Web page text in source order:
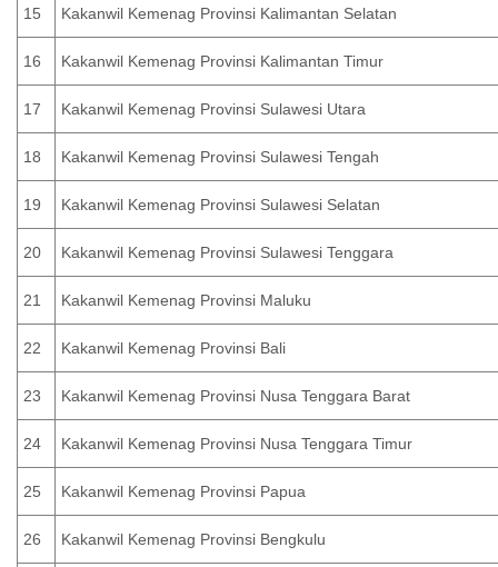
15 Kakanwil Kemenag Provinsi Kalimantan Selatan
16 Kakanwil Kemenag Provinsi Kalimantan Timur
17 Kakanwil Kemenag Provinsi Sulawesi Utara
18 Kakanwil Kemenag Provinsi Sulawesi Tengah
19 Kakanwil Kemenag Provinsi Sulawesi Selatan
20 Kakanwil Kemenag Provinsi Sulawesi Tenggara
21 Kakanwil Kemenag Provinsi Maluku
22 Kakanwil Kemenag Provinsi Bali
23 Kakanwil Kemenag Provinsi Nusa Tenggara Barat
24 Kakanwil Kemenag Provinsi Nusa Tenggara Timur
25 Kakanwil Kemenag Provinsi Papua
26 Kakanwil Kemenag Provinsi Bengkulu